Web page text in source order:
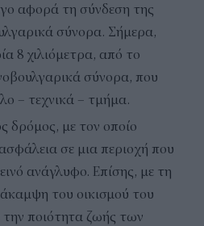
αφορά τη σύνδεση της
σύνορα. Σήμερα,
8 χιλιόμετρα, από το
σύνορα, που
– τεχνικά – τμήμα.
δρόμος, με τον οποίο
σε μια περιοχή που
ανάγλυφο. Επίσης, με τη
του οικισμού του
ποιότητα ζωής των